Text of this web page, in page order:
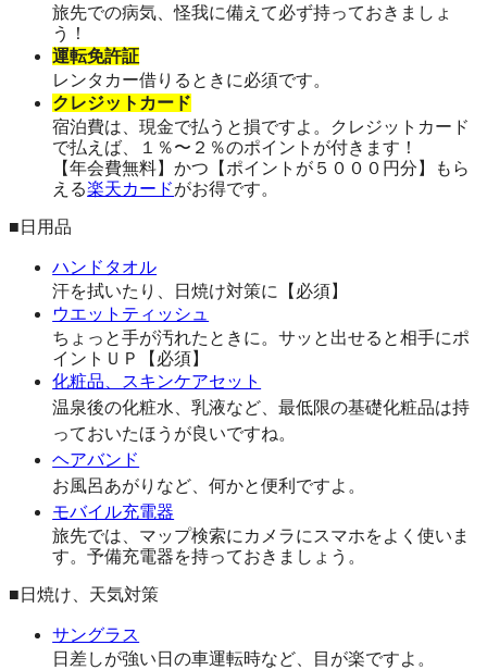
旅先での病気、怪我に備えて必ず持っておきましょ
う！
運転免許証
レンタカー借りるときに必須です。
クレジットカード
宿泊費は、現金で払うと損ですよ。クレジットカード
で払えば、１％〜２％のポイントが付きます！
【年会費無料】かつ【ポイントが５０００円分】もら
える楽天カードがお得です。
■日用品
ハンドタオル
汗を拭いたり、日焼け対策に【必須】
ウエットティッシュ
ちょっと手が汚れたときに。サッと出せると相手にポ
イントＵＰ【必須】
化粧品、スキンケアセット
温泉後の化粧水、乳液など、最低限の基礎化粧品は持
っておいたほうが良いですね。
ヘアバンド
お風呂あがりなど、何かと便利ですよ。
モバイル充電器
旅先では、マップ検索にカメラにスマホをよく使いま
す。予備充電器を持っておきましょう。
■日焼け、天気対策
サングラス
日差しが強い日の車運転時など、目が楽ですよ。